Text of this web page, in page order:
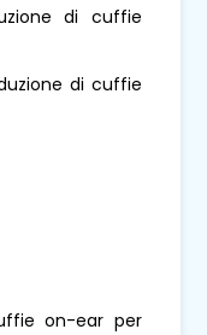
di cuffie
di cuffie
on-ear per